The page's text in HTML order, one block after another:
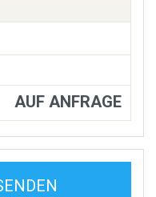
AUF ANFRAGE